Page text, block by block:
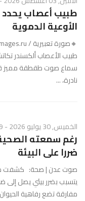
طبيب أعصاب يحدد
الأوعية الدموية
طبيب الأعصاب ألكسندر
سماع صوت طقطقة مميز قد
نادرة، ...
الخميس, 30 يوليو 2026 - 07:29 ص
رغم سمعته
ضررا على البيئة
صوت عدن | صحة: كشفت
يتسبب بضرر بيئي يصل إلى
مفارقة تضع رفاهية